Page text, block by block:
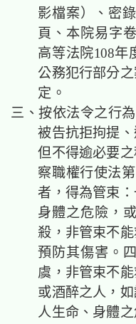
影檔案）、密
頁、本院易字
高等法院108年
公務犯行部分
定。
三、按依法令之行
被告抗拒拘提
但不得逾必要
察職權行使法
者，得為管束
身體之危險，
殺，非管束不
預防其傷害。
虞，非管束不
或酒醉之人，
人生命、身體